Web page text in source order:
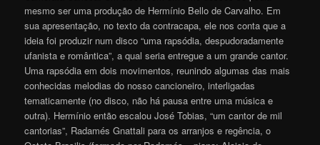
mesmo ser uma produção de Hermínio Bello de Carvalho. Em
sua apresentação, no texto da contracapa, ele nos conta que a
ideia foi produzir num disco “uma rapsódia, despudoradamente
ufanista e romântica”, a qual seria entregue a um grande cantor.
Uma rapsódia em dois movimentos, reunindo algumas das mais
conhecidas melodias do nosso cancioneiro, interligadas
tematicamente (no disco, não há pausa entre uma música e
outra). Hermínio então escalou José Tobias, “um cantor de mil
cantorias”, Radamés Gnattali para os arranjos e regência, o